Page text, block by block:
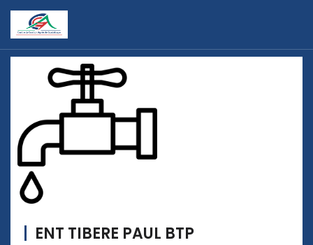
ENT TIBERE PAUL BTP